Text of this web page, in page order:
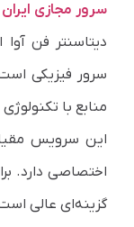
سرور مجازی ایران
دیتاسنتر فن
سرور فیزیکی
منابع با
این سرویس
گزینه‌ای عالی